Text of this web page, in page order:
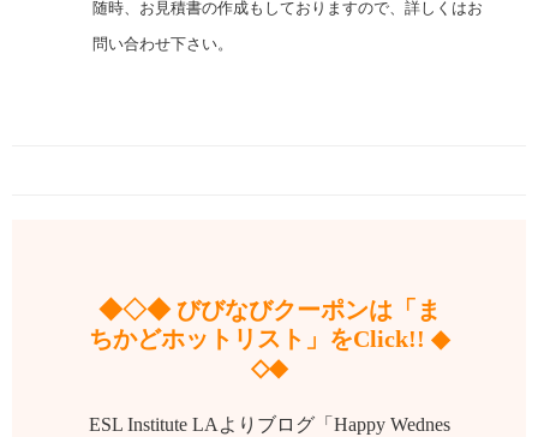
随時、お見積書の作成もしておりますので、詳しくはお
問い合わせ下さい。
◆◇◆ びびなびクーポンは「ま
ちかどホットリスト」をClick!! ◆
◇◆
ESL Institute LAよりブログ「Happy Wednes